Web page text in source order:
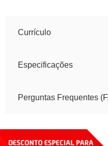
Currículo
Especificações
Perguntas Frequentes